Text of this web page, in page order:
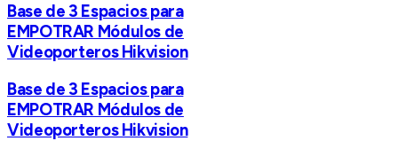
Base de 3 Espacios para
EMPOTRAR Módulos de
Videoporteros Hikvision
Base de 3 Espacios para
EMPOTRAR Módulos de
Videoporteros Hikvision